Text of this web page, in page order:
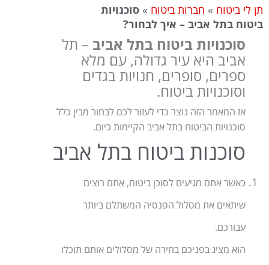
תן לי ביטוח » חברות ביטוח » סוכנויות
ביטוח בתל אביב – איך לבחור?
סוכנויות ביטוח בתל אביב – תל
אביב היא עיר גדולה, עם מלא
ספרים, סופרים, חנויות בגדים
וסוכנויות ביטוח.
אז המאמר הזה נוצר כדי לעזור לכם לבחור מבין כלל
סוכנויות הביטוח בתל אביב הקיימות כיום.
סוכנות ביטוח בתל אביב
כאשר אתם מגיעים לסוכן ביטוח, אתם רוצים
שיתאים את מסלול הפנסיה המשתלם ביותר
עבורכם.
הוא מציג בפניכם בחירה של מסלולים אותם תוכלו